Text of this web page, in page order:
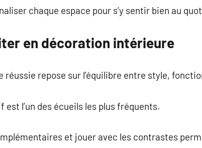
chaque espace pour s’y sentir bien au
en décoration intérieure
repose sur l’équilibre entre style,
est l’un des écueils les plus fréquents.
et jouer avec les contrastes